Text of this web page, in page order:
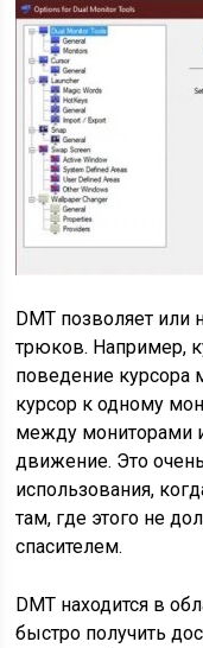
DMT позволяет
трюков. Например,
поведение
курсор к одному
между мониторами
движение. Это
использования,
там, где этого не
спасителем.
DMT находится в
быстро получить